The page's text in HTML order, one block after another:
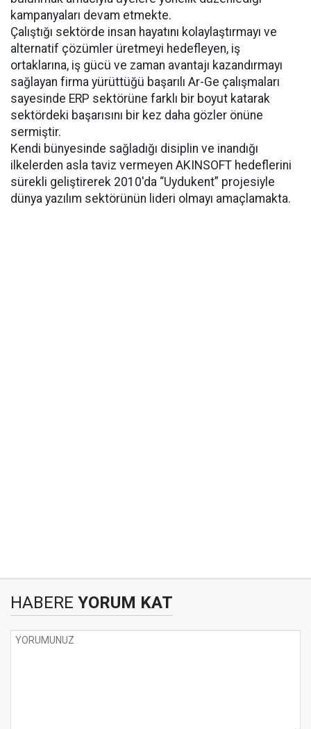
kampanyaları devam etmekte.
Çalıştığı sektörde insan hayatını kolaylaştırmayı ve
alternatif çözümler üretmeyi hedefleyen, iş
ortaklarına, iş gücü ve zaman avantajı kazandırmayı
sağlayan firma yürüttüğü başarılı Ar-Ge çalışmaları
sayesinde ERP sektörüne farklı bir boyut katarak
sektördeki başarısını bir kez daha gözler önüne
sermiştir.
Kendi bünyesinde sağladığı disiplin ve inandığı
ilkelerden asla taviz vermeyen AKINSOFT hedeflerini
sürekli geliştirerek 2010'da “Uydukent” projesiyle
dünya yazılım sektörünün lideri olmayı amaçlamakta.
HABERE YORUM KAT